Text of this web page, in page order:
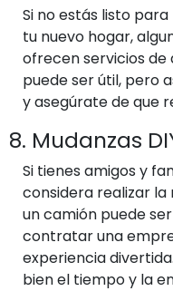
Si no estás listo
tu nuevo hogar,
ofrecen servicios de
puede ser útil, pero
y asegúrate de que
8. Mudanzas
Si tienes amigos y
considera realizar la
un camión puede
contratar una
experiencia
bien el tiempo y la